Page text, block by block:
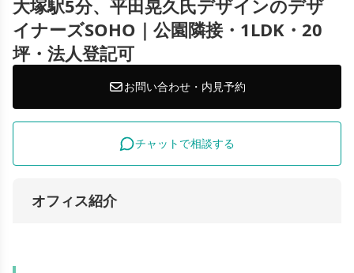
大塚駅5分、平田晃久氏デザインのデザ
イナーズSOHO｜公園隣接・1LDK・20
坪・法人登記可
お問い合わせ・内見予約
チャットで相談する
オフィス紹介